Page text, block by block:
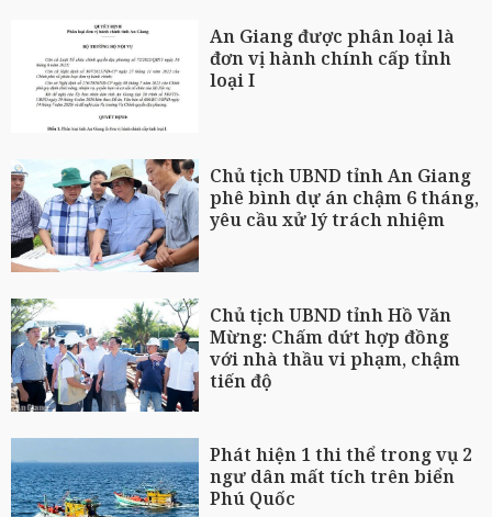
An Giang được phân loại là
đơn vị hành chính cấp tỉnh
loại I
Chủ tịch UBND tỉnh An Giang
phê bình dự án chậm 6 tháng,
yêu cầu xử lý trách nhiệm
Chủ tịch UBND tỉnh Hồ Văn
Mừng: Chấm dứt hợp đồng
với nhà thầu vi phạm, chậm
tiến độ
Phát hiện 1 thi thể trong vụ 2
ngư dân mất tích trên biển
Phú Quốc